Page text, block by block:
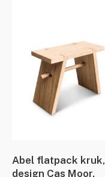
Abel flatpack kruk,
design Cas Moor.